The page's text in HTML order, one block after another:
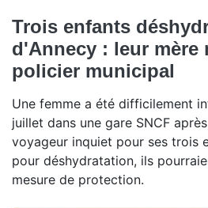
Trois enfants
d'Annecy : leur mère
policier municipal
Une femme a été difficilement
juillet dans une gare SNCF
voyageur inquiet pour ses trois
pour déshydratation, ils
mesure de protection.